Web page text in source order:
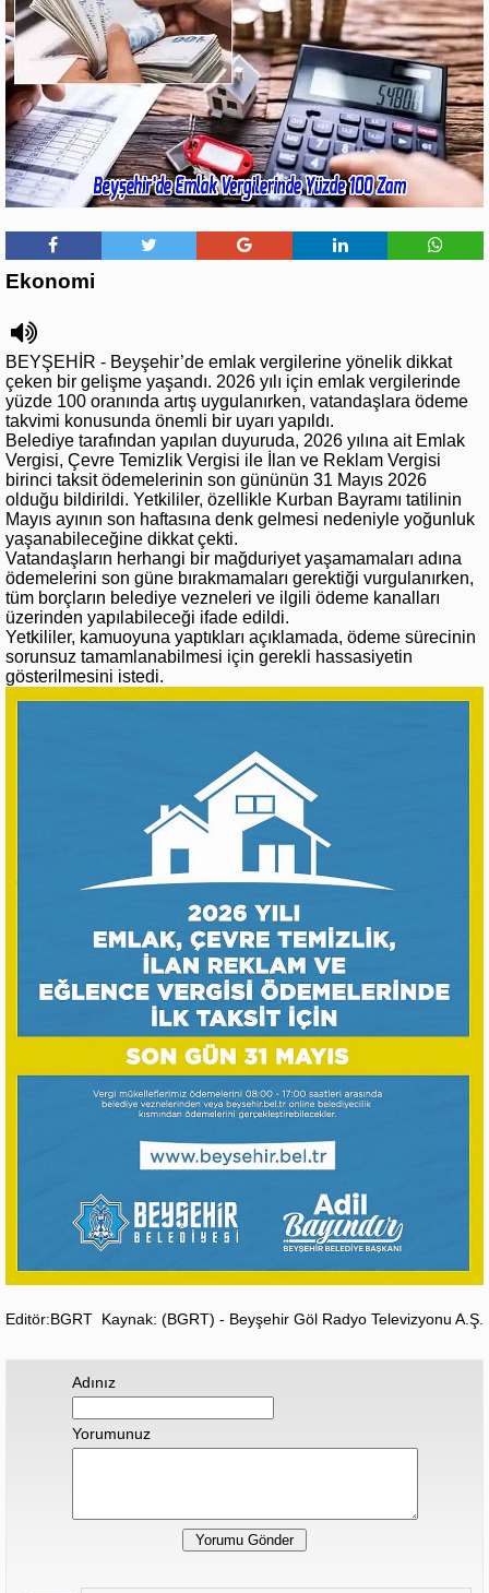
Ekonomi
BEYŞEHİR - Beyşehir’de emlak vergilerine yönelik dikkat
çeken bir gelişme yaşandı. 2026 yılı için emlak vergilerinde
yüzde 100 oranında artış uygulanırken, vatandaşlara ödeme
takvimi konusunda önemli bir uyarı yapıldı.
Belediye tarafından yapılan duyuruda, 2026 yılına ait Emlak
Vergisi, Çevre Temizlik Vergisi ile İlan ve Reklam Vergisi
birinci taksit ödemelerinin son gününün 31 Mayıs 2026
olduğu bildirildi. Yetkililer, özellikle Kurban Bayramı tatilinin
Mayıs ayının son haftasına denk gelmesi nedeniyle yoğunluk
yaşanabileceğine dikkat çekti.
Vatandaşların herhangi bir mağduriyet yaşamamaları adına
ödemelerini son güne bırakmamaları gerektiği vurgulanırken,
tüm borçların belediye vezneleri ve ilgili ödeme kanalları
üzerinden yapılabileceği ifade edildi.
Yetkililer, kamuoyuna yaptıkları açıklamada, ödeme sürecinin
sorunsuz tamamlanabilmesi için gerekli hassasiyetin
gösterilmesini istedi.
Editör:BGRT Kaynak: (BGRT) - Beyşehir Göl Radyo Televizyonu A.Ş.
Adınız
Yorumunuz